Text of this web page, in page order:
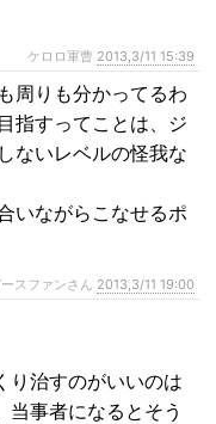
ケロロ軍曹 2013,3/11 15:39
周りも分かってるわ
指すってことは、ジ
ないレベルの怪我な
いながらこなせるポ
スファンさん 2013,3/11 19:00
り治すのがいいのは
当事者になるとそう